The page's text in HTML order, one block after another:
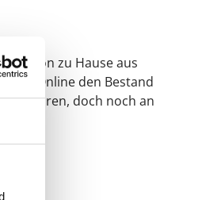
von zu Hause aus
Online den Bestand
führen, doch noch an